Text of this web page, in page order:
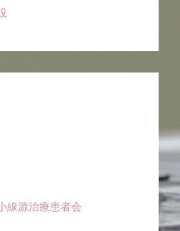
線源治療患者会